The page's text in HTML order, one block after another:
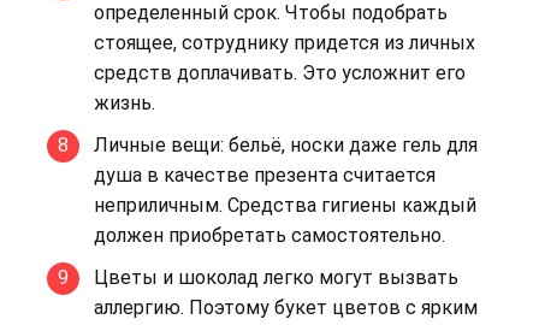
определенный срок. Чтобы подобрать
стоящее, сотруднику придется из личных
средств доплачивать. Это усложнит его
жизнь.
Личные вещи: бельё, носки даже гель для
душа в качестве презента считается
неприличным. Средства гигиены каждый
должен приобретать самостоятельно.
Цветы и шоколад легко могут вызвать
аллергию. Поэтому букет цветов с ярким